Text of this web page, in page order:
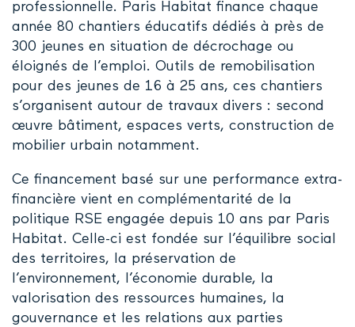
professionnelle. Paris Habitat finance chaque
année 80 chantiers éducatifs dédiés à près de
300 jeunes en situation de décrochage ou
éloignés de l’emploi. Outils de remobilisation
pour des jeunes de 16 à 25 ans, ces chantiers
s’organisent autour de travaux divers : second
œuvre bâtiment, espaces verts, construction de
mobilier urbain notamment.
Ce financement basé sur une performance extra-
financière vient en complémentarité de la
politique RSE engagée depuis 10 ans par Paris
Habitat. Celle-ci est fondée sur l’équilibre social
des territoires, la préservation de
l’environnement, l’économie durable, la
valorisation des ressources humaines, la
gouvernance et les relations aux parties